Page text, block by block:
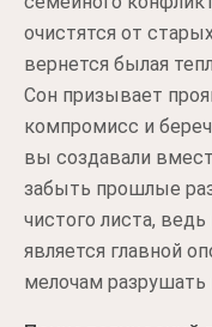
очистятся от
вернется былая
Сон призывает
компромисс и
вы создавали
забыть прошлые
чистого листа,
является главной
мелочам